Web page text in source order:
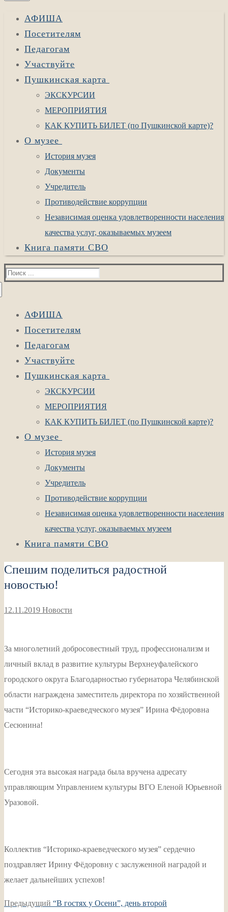
АФИША
Посетителям
Педагогам
Участвуйте
Пушкинская карта
ЭКСКУРСИИ
МЕРОПРИЯТИЯ
КАК КУПИТЬ БИЛЕТ (по Пушкинской карте)?
О музее
История музея
Документы
Учредитель
Противодействие коррупции
Независимая оценка удовлетворенности населения
качества услуг, оказываемых музеем
Книга памяти СВО
Найти:
АФИША
Посетителям
Педагогам
Участвуйте
Пушкинская карта
ЭКСКУРСИИ
МЕРОПРИЯТИЯ
КАК КУПИТЬ БИЛЕТ (по Пушкинской карте)?
О музее
История музея
Документы
Учредитель
Противодействие коррупции
Независимая оценка удовлетворенности населения
качества услуг, оказываемых музеем
Книга памяти СВО
Спешим поделиться радостной
новостью!
12.11.2019 Новости
За многолетний добросовестный труд, профессионализм и
личный вклад в развитие культуры Верхнеуфалейского
городского округа Благодарностью губернатора Челябинской
области награждена заместитель директора по хозяйственной
части “Историко-краеведческого музея” Ирина Фёдоровна
Сесюнина!
Сегодня эта высокая награда была вручена адресату
управляющим Управлением культуры ВГО Еленой Юрьевной
Уразовой.
Коллектив “Историко-краеведческого музея” сердечно
поздравляет Ирину Фёдоровну с заслуженной наградой и
желает дальнейших успехов!
Навигация
Предыдущий Предыдущая
“В гостях у Осени”, день второй